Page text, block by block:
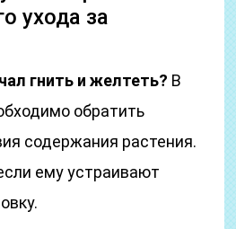
ухода за
гнить и желтеть? В
обратить
содержания растения.
ему устраивают